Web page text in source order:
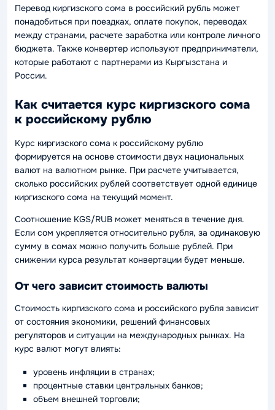
Перевод киргизского сома в российский рубль может
понадобиться при поездках, оплате покупок, переводах
между странами, расчете заработка или контроле личного
бюджета. Также конвертер используют предприниматели,
которые работают с партнерами из Кыргызстана и
России.
Как считается курс киргизского сома
к российскому рублю
Курс киргизского сома к российскому рублю
формируется на основе стоимости двух национальных
валют на валютном рынке. При расчете учитывается,
сколько российских рублей соответствует одной единице
киргизского сома на текущий момент.
Соотношение KGS/RUB может меняться в течение дня.
Если сом укрепляется относительно рубля, за одинаковую
сумму в сомах можно получить больше рублей. При
снижении курса результат конвертации будет меньше.
От чего зависит стоимость валюты
Стоимость киргизского сома и российского рубля зависит
от состояния экономики, решений финансовых
регуляторов и ситуации на международных рынках. На
курс валют могут влиять:
уровень инфляции в странах;
процентные ставки центральных банков;
объем внешней торговли;